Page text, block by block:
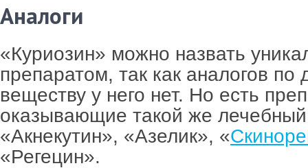
Аналоги
«Куриозин» можно назвать
препаратом, так как аналогов
веществу у него нет. Но есть
оказывающие такой же
«Акнекутин», «Азелик», «
«Регецин».